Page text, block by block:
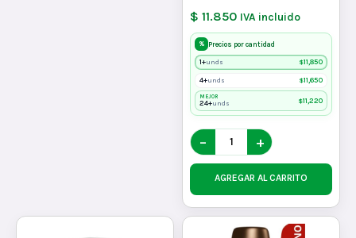
$ 11.850 IVA incluido
% Precios por cantidad
1+unds $11,850
4+unds $11,650
MEJOR
24+unds $11,220
− +
AGREGAR AL CARRITO